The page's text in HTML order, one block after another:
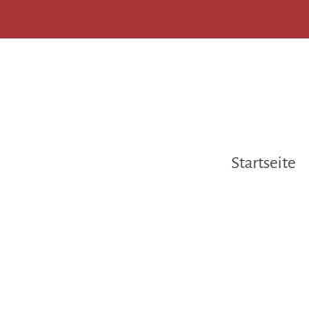
Startseite